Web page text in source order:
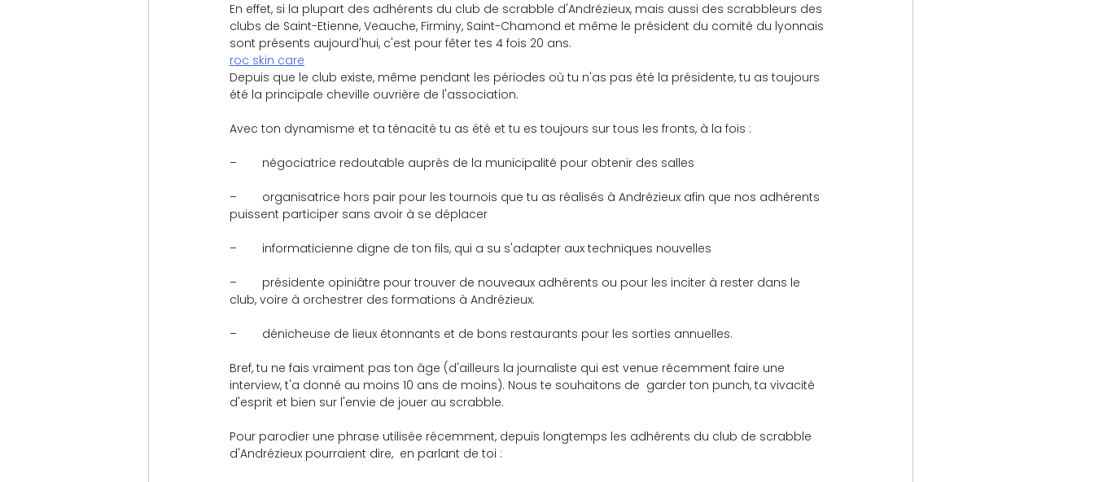
En effet, si la plupart des adhérents du club de scrabble d'Andrézieux, mais aussi des scrabbleurs des
clubs de Saint-Etienne, Veauche, Firminy, Saint-Chamond et même le président du comité du lyonnais
sont présents aujourd'hui, c'est pour fêter tes 4 fois 20 ans.
roc skin care
Depuis que le club existe, même pendant les périodes où tu n'as pas été la présidente, tu as toujours
été la principale cheville ouvrière de l'association.
Avec ton dynamisme et ta ténacité tu as été et tu es toujours sur tous les fronts, à la fois :
–	négociatrice redoutable auprès de la municipalité pour obtenir des salles
–	organisatrice hors pair pour les tournois que tu as réalisés à Andrézieux afin que nos adhérents
puissent participer sans avoir à se déplacer
–	informaticienne digne de ton fils, qui a su s'adapter aux techniques nouvelles
–	présidente opiniâtre pour trouver de nouveaux adhérents ou pour les inciter à rester dans le
club, voire à orchestrer des formations à Andrézieux.
–	dénicheuse de lieux étonnants et de bons restaurants pour les sorties annuelles.
Bref, tu ne fais vraiment pas ton âge (d'ailleurs la journaliste qui est venue récemment faire une
interview, t'a donné au moins 10 ans de moins). Nous te souhaitons de  garder ton punch, ta vivacité
d'esprit et bien sur l'envie de jouer au scrabble.
Pour parodier une phrase utilisée récemment, depuis longtemps les adhérents du club de scrabble
d'Andrézieux pourraient dire,  en parlant de toi :